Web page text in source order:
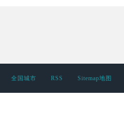
全国城市 RSS Sitemap地图